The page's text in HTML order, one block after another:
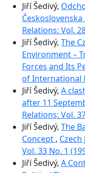
Jiří Šedivý,
Československa
Relations: Vol.
Jiří Šedivý, The
Environment –
Forces and Its
of International
Jiří Šedivý, A
after 11
Relations: Vol.
Jiří Šedivý, The
Concept ,
Vol. 33 No. 1
Jiří Šedivý, A